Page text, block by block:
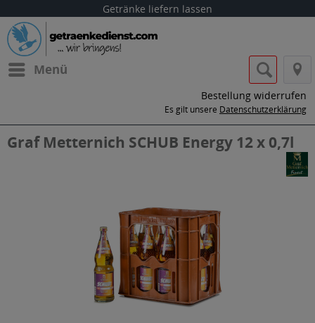
Getränke liefern lassen
Menü
Bestellung widerrufen
Es gilt unsere Datenschutzerklärung
Graf Metternich SCHUB Energy 12 x 0,7l